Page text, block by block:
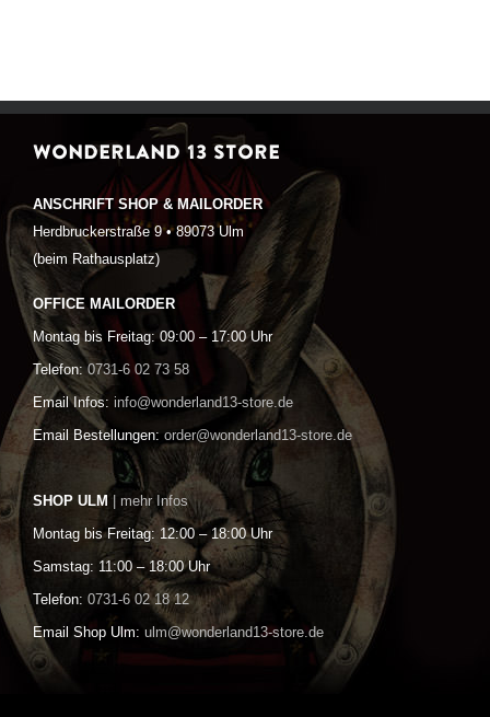
WONDERLAND 13 STORE
ANSCHRIFT SHOP & MAILORDER
Herdbruckerstraße 9 • 89073 Ulm
(beim Rathausplatz)
OFFICE MAILORDER
Montag bis Freitag: 09:00 – 17:00 Uhr
Telefon: 0731-6 02 73 58
Email Infos: info@wonderland13-store.de
Email Bestellungen: order@wonderland13-store.de
SHOP ULM | mehr Infos
Montag bis Freitag: 12:00 – 18:00 Uhr
Samstag: 11:00 – 18:00 Uhr
Telefon: 0731-6 02 18 12
Email Shop Ulm: ulm@wonderland13-store.de